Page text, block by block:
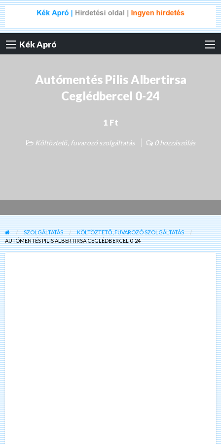
Kék Apró
Autómentés Pilis Albertirsa
Ceglédbercel 0-24
1 Ft
Költöztető, fuvarozó szolgáltatás 0 hozzászólás
SZOLGÁLTATÁS
KÖLTÖZTETŐ, FUVAROZÓ SZOLGÁLTATÁS
AUTÓMENTÉS PILIS ALBERTIRSA CEGLÉDBERCEL 0-24